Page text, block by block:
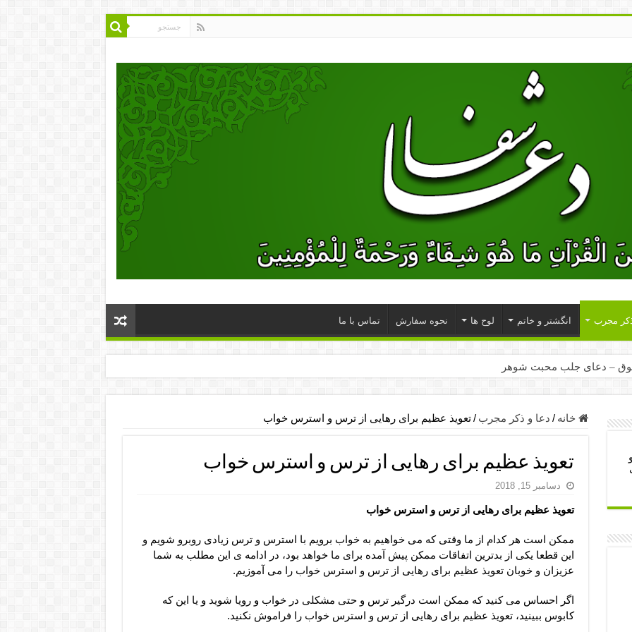
مجرب انگشتر و خاتم لوح ها نحوه سفارش تماس با ما
– دعای جلب محبت شوهر
– دعای یا من اظهر الجمیل برای حاجت
آن ها – ذکر مخصوص مستجاب الدعوه شدن
– دعای ترس و بی خوابی کودکان
دعای رفع مشکلات و طلب حاجت
– آیه‌ جلب ثروت و برکت مال
چشم زخم – دعای چشم زخم ماشاالله
برای آرامش قلب و رفع اضطراب
خانه / دعا و ذکر مجرب / تعویذ عظیم برای رهایی از ترس و استرس خواب
تعویذ عظیم برای رهایی از ترس و استرس خواب
دسامبر 15, 2018
تعویذ عظیم برای رهایی از ترس و استرس خواب
ممکن است هر کدام از ما وقتی که می خواهیم به خواب برویم با استرس و ترس زیادی روبرو شویم و
این قطعا یکی از بدترین اتفاقات ممکن پیش آمده برای ما خواهد بود، در ادامه ی این مطلب به شما
عزیزان و خوبان تعویذ عظیم برای رهایی از ترس و استرس خواب را می آموزیم.
اگر احساس می کنید که ممکن است درگیر ترس و حتی مشکلی در خواب و رویا شوید و یا این که
کابوس ببینید، تعویذ عظیم برای رهایی از ترس و استرس خواب را فراموش نکنید.